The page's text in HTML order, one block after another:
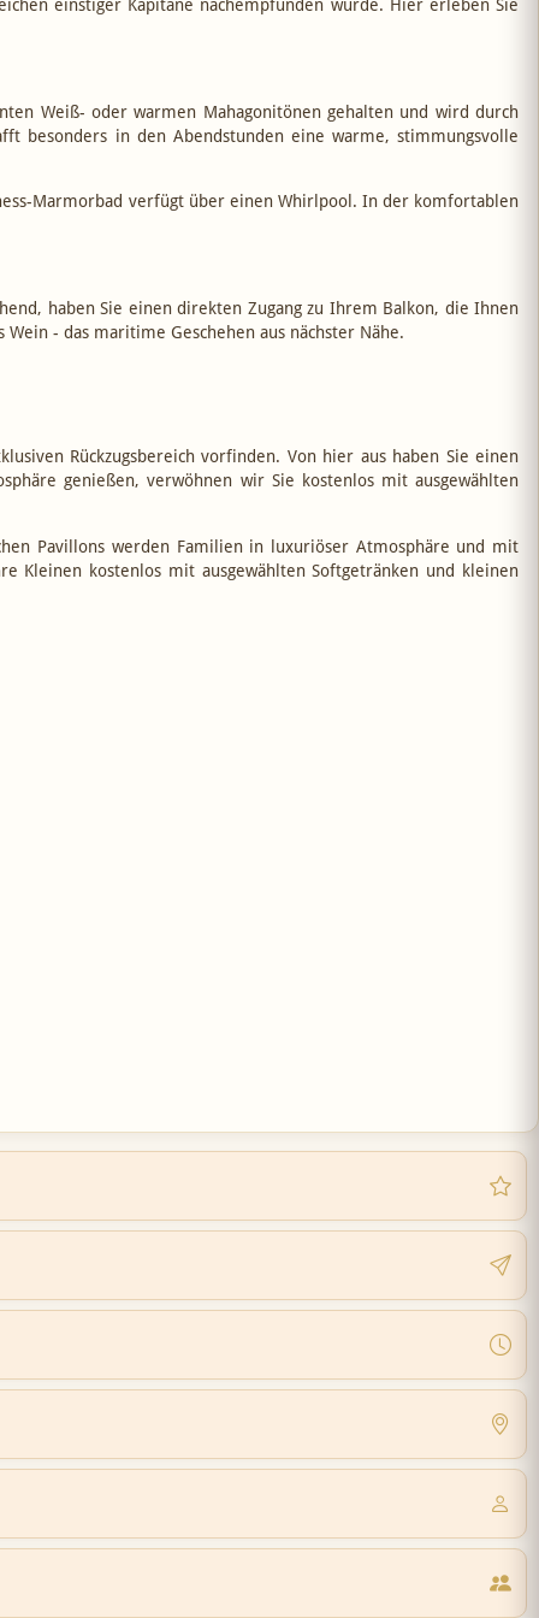
einstiger Kapitäne nachempfunden wurde. Hier erleben Sie
Weiß- oder warmen Mahagonitönen gehalten und wird durch
besonders in den Abendstunden eine warme, stimmungsvolle
Marmorbad verfügt über einen Whirlpool. In der komfortablen
haben Sie einen direkten Zugang zu Ihrem Balkon, die Ihnen
- das maritime Geschehen aus nächster Nähe.
Rückzugsbereich vorfinden. Von hier aus haben Sie einen
genießen, verwöhnen wir Sie kostenlos mit ausgewählten
Pavillons werden Familien in luxuriöser Atmosphäre und mit
Kleinen kostenlos mit ausgewählten Softgetränken und kleinen